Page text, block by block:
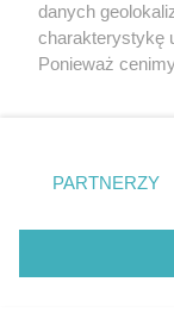
„Kuchenne
po wizycie
danych
charakterystykę
Ponieważ
znajdujący się
rodzaje
użytkownika,
przetwarzaniu.
na tej witrynie.
PARTNERZY